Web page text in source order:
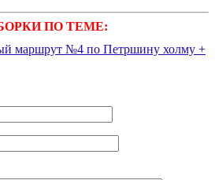
ПО ТЕМЕ:
маршрут №4 по Петршину холму +